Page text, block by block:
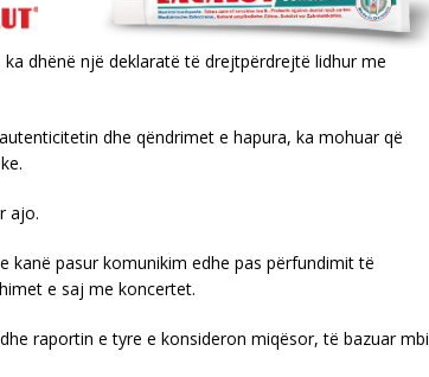
dhënë një deklaratë të drejtpërdrejtë lidhur me
dhe qëndrimet e hapura, ka mohuar që
ajo.
kanë pasur komunikim edhe pas përfundimit të
e saj me koncertet.
raportin e tyre e konsideron miqësor, të bazuar mbi